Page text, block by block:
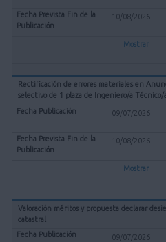
10/08/2026
Mostrar
Rectificación de errores materiales en
selectivo de 1 plaza de Ingeniero/a Técnico/
09/07/2026
10/08/2026
Mostrar
Valoración méritos y propuesta declarar
catastral
09/07/2026